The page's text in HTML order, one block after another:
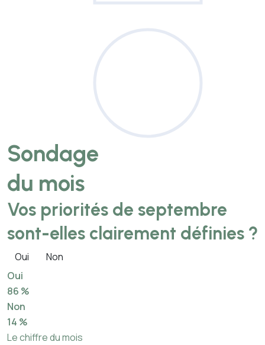
Sondage
du mois
Vos priorités de septembre
sont-elles clairement définies ?
Oui
Non
Oui
86 %
Non
14 %
Le chiffre du mois